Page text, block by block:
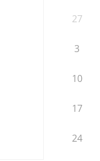
27
3
10
17
24